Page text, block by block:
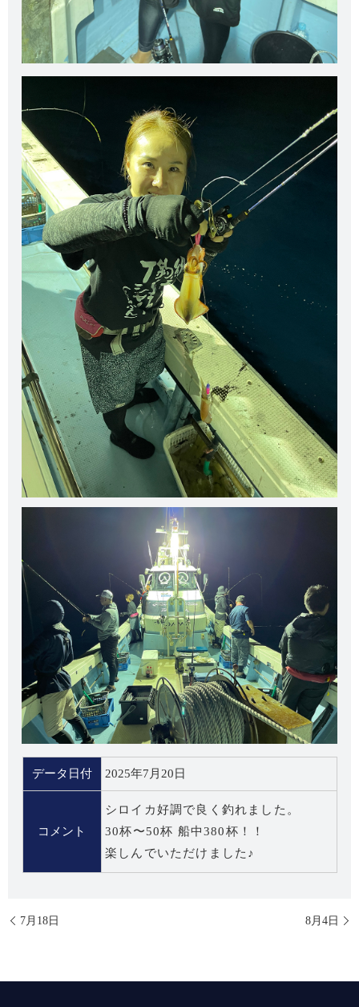
データ日付 2025年7月20日
コメント
シロイカ好調で良く釣れました。
30杯〜50杯 船中380杯！！
楽しんでいただけました♪
7月18日 8月4日